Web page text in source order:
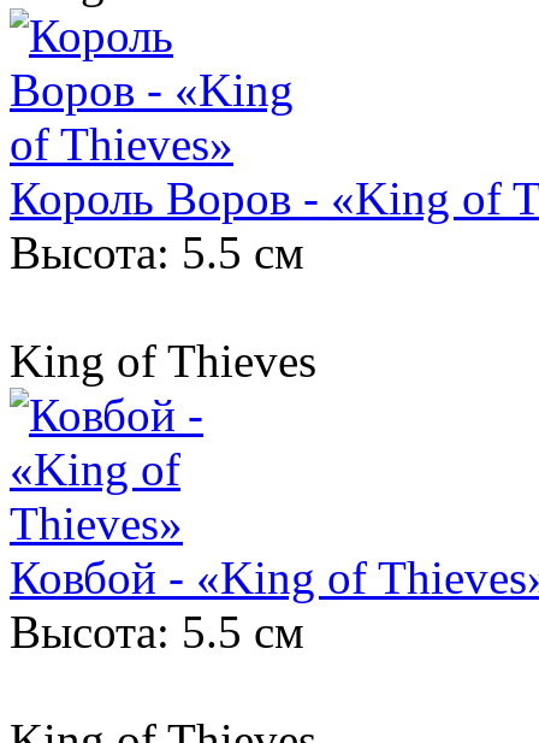
Король Воров - «King of
Высота: 5.5 см
King of Thieves
Ковбой - «King of
Высота: 5.5 см